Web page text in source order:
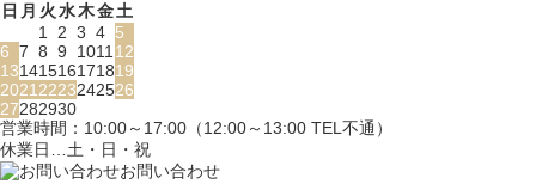
日 月 火水木金土
1
2 3 4 5
6 7 8 9 1011 12
13141516171819
2021 2223242526
27282930
営業時間：10:00～17:00（12:00～13:00 TEL不通）
休業日…土・日・祝
お問い合わせ